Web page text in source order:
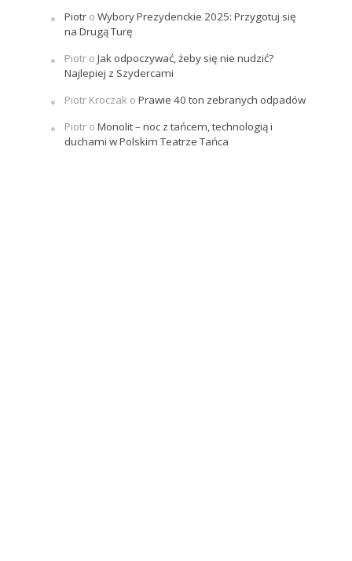
Piotro Wybory Prezydenckie 2025: Przygotuj się
na Drugą Turę
Piotro Jak odpoczywać, żeby się nie nudzić?
Najlepiej z Szydercami
Piotr Kroczako Prawie 40 ton zebranych odpadów
Piotro Monolit – noc z tańcem, technologią i
duchami w Polskim Teatrze Tańca